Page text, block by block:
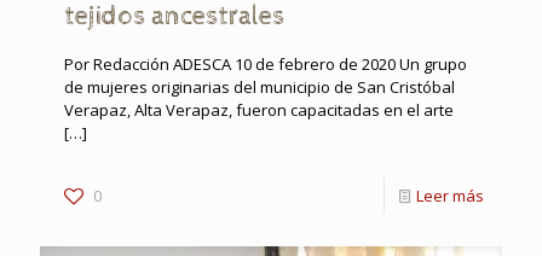
tejidos ancestrales
Por Redacción ADESCA 10 de febrero de 2020 Un grupo
de mujeres originarias del municipio de San Cristóbal
Verapaz, Alta Verapaz, fueron capacitadas en el arte
[…]
0 Leer más